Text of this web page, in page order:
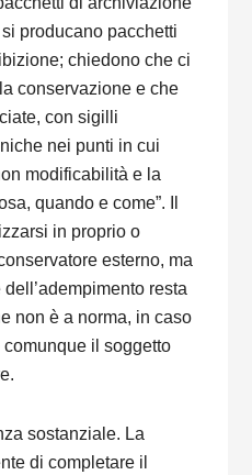
producano pacchetti
chiedono che ci
conservazione e che
con sigilli
nei punti in cui
modificabilità e la
quando e come”. Il
in proprio o
esterno, ma
resta
non è a norma, in caso
il soggetto
sostanziale. La
di completare il